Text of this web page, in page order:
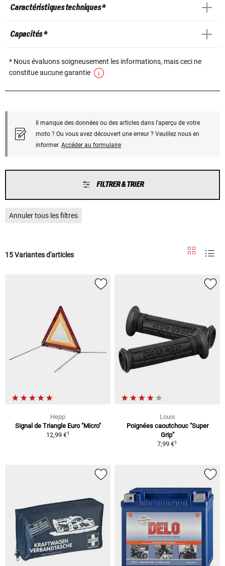
Caractéristiques techniques *
Capacités *
* Nous évaluons soigneusement les informations, mais ceci ne
constitue aucune garantie
Il manque des données ou des articles dans l'aperçu de votre
moto ? Ou vous avez découvert une erreur ? Veuillez nous en
informer. Accéder au formulaire
FILTRER & TRIER
Annuler tous les filtres
15 Variantes d'articles
Hepp
Signal de Triangle Euro "Micro"
12,99 €1
Louis
Poignées caoutchouc "Super
Grip"
7,99 €1